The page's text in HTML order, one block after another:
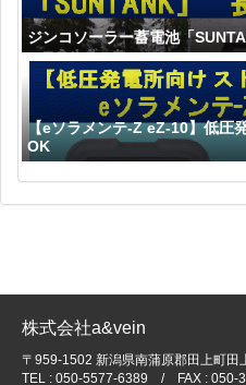
ジンコソーラー蓄電池「
【eソラメンテ-Z eZ-10】低圧
OK
株式会社a&vein
〒959-1502 新潟県南蒲原郡田上町田
TEL : 050-5577-6389 / FAX : 050-3730-3840 /